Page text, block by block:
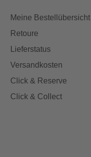
Meine Bestellübersicht
Retoure
Lieferstatus
Versandkosten
Click & Reserve
Click & Collect